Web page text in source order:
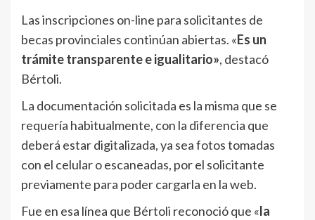
Las inscripciones on-line para solicitantes de
becas provinciales continúan abiertas. «Es un
trámite transparente e igualitario», destacó
Bértoli.
La documentación solicitada es la misma que se
requería habitualmente, con la diferencia que
deberá estar digitalizada, ya sea fotos tomadas
con el celular o escaneadas, por el solicitante
previamente para poder cargarla en la web.
Fue en esa línea que Bértoli reconoció que «la